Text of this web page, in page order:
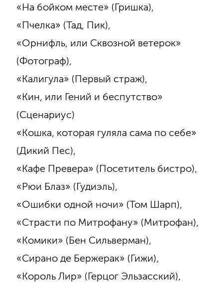
«На бойком месте» (Гришка),
«Пчелка» (Тад, Пик),
«Орнифль, или Сквозной ветерок»
(Фотограф),
«Калигула» (Первый страж),
«Кин, или Гений и беспутство»
(Сценариус)
«Кошка, которая гуляла сама по себе»
(Дикий Пес),
«Кафе Превера» (Посетитель бистро),
«Рюи Блаз» (Гудиэль),
«Ошибки одной ночи» (Том Шарп),
«Страсти по Митрофану» (Митрофан),
«Комики» (Бен Сильверман),
«Сирано де Бержерак» (Гижи),
«Король Лир» (Герцог Эльзасский),